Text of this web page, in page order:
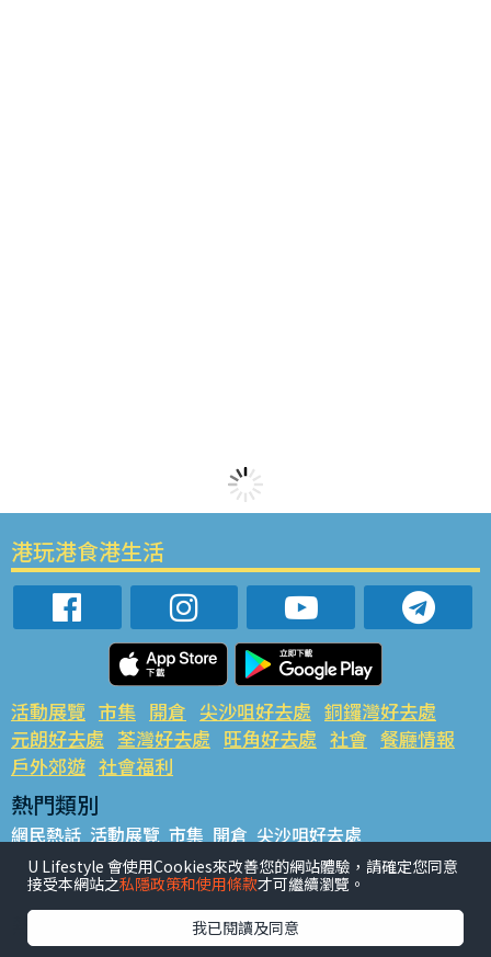
港玩港食港生活
活動展覽 市集 開倉 尖沙咀好去處 銅鑼灣好去處
元朗好去處 荃灣好去處 旺角好去處 社會 餐廳情報
戶外郊遊 社會福利
熱門類別
網民熱話 活動展覽 市集 開倉 尖沙咀好去處
銅鑼灣好去處 元朗好去處 荃灣好去處 旺角好去處 社會
餐廳情報 戶外郊遊
熱門標籤
U Lifestyle 會使用Cookies來改善您的網站體驗，請確定您同意
接受本網站之私隱政策和使用條款才可繼續瀏覽。
我已閱讀及同意